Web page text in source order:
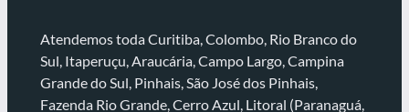
Atendemos toda Curitiba, Colombo, Rio Branco do
Sul, Itaperuçu, Araucária, Campo Largo, Campina
Grande do Sul, Pinhais, São José dos Pinhais,
Fazenda Rio Grande, Cerro Azul, Litoral (Paranaguá,